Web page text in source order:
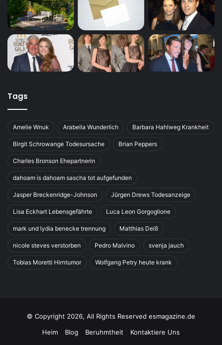
Tags
Amelie Wnuk Arabella Wunderlich Barbara Hahlweg Krankheit
Birgit Schrowange Todesursache Brian Peppers
Charles Bronson Ehepartnerin
dahoam is dahoam sascha tot aufgefunden
Jasper Breckenridge-Johnson Jürgen Drews Todesanzeige
Lisa Eckhart Lebensgefährte Luca Leon Gorgoglione
mark und lydia benecke trennung Matthias Deiß
nicole steves verstorben Pedro Malvino svenja jauch
Tobias Moretti Hirntumor Wolfgang Petry heute krank
© Copyright 2026, All Rights Reserved esmagazine.de
Heim
Blog Beruhmtheit Kontaktiere Uns